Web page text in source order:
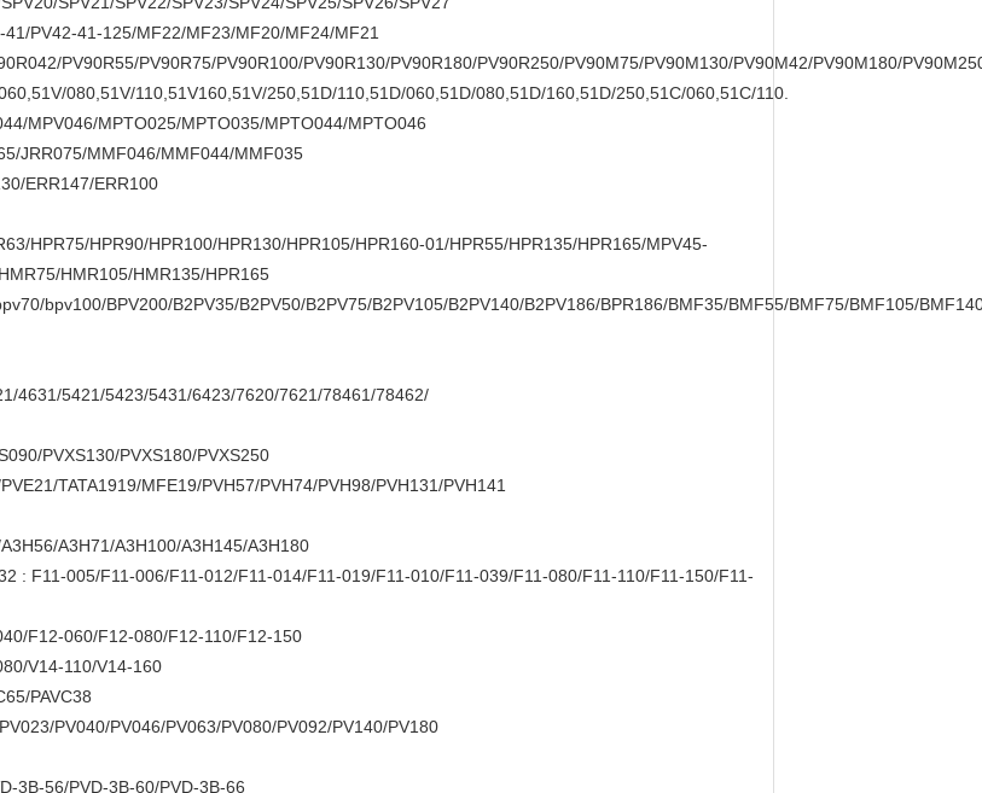
41/PV42-41-125/MF22/MF23/MF20/MF24/MF21
PV90R55/PV90R75/PV90R100/PV90R130/PV90R180/PV90R250/PV90M75/PV90M130/PV90M42/PV90M180/
080,51V/110,51V160,51V/250,51D/110,51D/060,51D/080,51D/160,51D/250,51C/060,51C/110.
MPV046/MPTO025/MPTO035/MPTO044/MPTO046
JRR075/MMF046/MMF044/MMF035
ERR147/ERR100
HPR75/HPR90/HPR100/HPR130/HPR105/HPR160-01/HPR55/HPR135/HPR165/MPV45-
HMR105/HMR135/HPR165
bpv100/BPV200/B2PV35/B2PV50/B2PV75/B2PV105/B2PV140/B2PV186/BPR186/BMF35/BMF55/BMF75/BMF105/
4631/5421/5423/5431/6423/7620/7621/78461/78462/
PVXS130/PVXS180/PVXS250
TATA1919/MFE19/PVH57/PVH74/PVH98/PVH131/PVH141
A3H71/A3H100/A3H145/A3H180
: F11-005/F11-006/F11-012/F11-014/F11-019/F11-010/F11-039/F11-080/F11-110/F11-150/F11-
F12-060/F12-080/F12-110/F12-150
V14-110/V14-160
PAVC38
PV040/PV046/PV063/PV080/PV092/PV140/PV180
3B-56/PVD-3B-60/PVD-3B-66